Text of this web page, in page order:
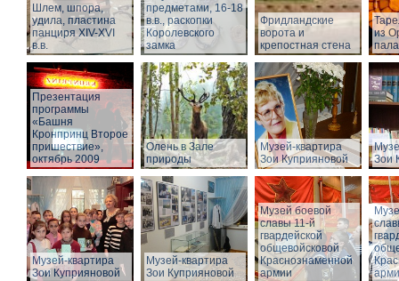
Шлем, шпора,
удила, пластина
панциря XIV-XVI
в.в.
предметами, 16-18
в.в., раскопки
Королевского
замка
Фридландские
ворота и
крепостная стена
из
Презентация
программы
«Башня
Кронпринц Второе
пришествие»,
октябрь 2009
Олень в Зале
природы
Музей-квартира
Зои Куприяновой
Зои
Музей-квартира
Зои Куприяновой
Музей-квартира
Зои Куприяновой
Музей боевой
славы 11-й
гвардейской
общевойсковой
Краснознаменной
армии